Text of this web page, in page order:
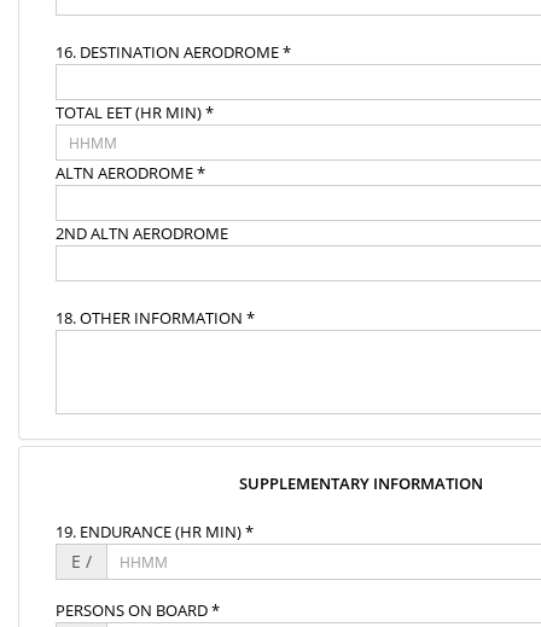
16. DESTINATION AERODROME *
TOTAL EET (HR MIN) *
ALTN AERODROME *
2ND ALTN AERODROME
18. OTHER INFORMATION *
SUPPLEMENTARY INFORMATION
19. ENDURANCE (HR MIN) *
E /
PERSONS ON BOARD *